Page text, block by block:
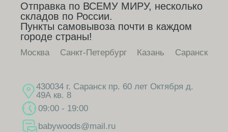
Отправка по ВСЕМУ МИРУ, несколько
складов по России.
Пункты самовывоза почти в каждом
городе страны!
Москва Санкт-Петербург Казань Саранск
430034 г. Саранск пр. 60 лет Октября д.
49А кв. 8
09:00 - 19:00
babywoods@mail.ru